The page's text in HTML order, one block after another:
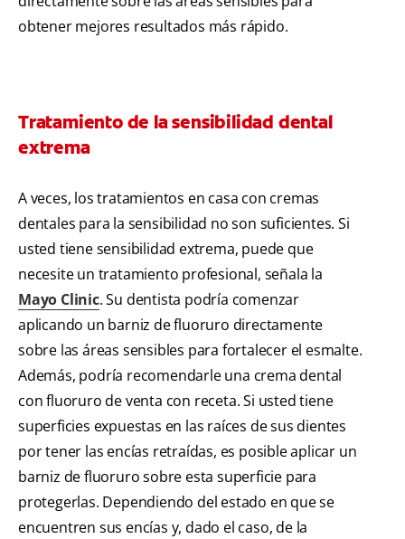
obtener mejores resultados más rápido.
Tratamiento de la sensibilidad dental
extrema
A veces, los tratamientos en casa con cremas
dentales para la sensibilidad no son suficientes. Si
usted tiene sensibilidad extrema, puede que
necesite un tratamiento profesional, señala la
Mayo Clinic. Su dentista podría comenzar
aplicando un barniz de fluoruro directamente
sobre las áreas sensibles para fortalecer el esmalte.
Además, podría recomendarle una crema dental
con fluoruro de venta con receta. Si usted tiene
superficies expuestas en las raíces de sus dientes
por tener las encías retraídas, es posible aplicar un
barniz de fluoruro sobre esta superficie para
protegerlas. Dependiendo del estado en que se
encuentren sus encías y, dado el caso, de la